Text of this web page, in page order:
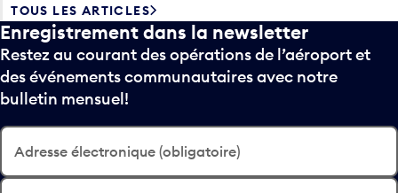
TOUS LES ARTICLES
Enregistrement dans la newsletter
Restez au courant des opérations de l’aéroport et
des événements communautaires avec notre
bulletin mensuel!
Adresse électronique (obligatoire)